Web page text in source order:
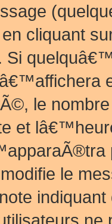
cliquant
Si
le
et
le